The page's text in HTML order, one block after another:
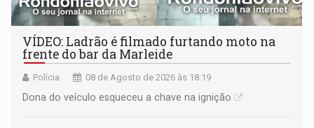
VÍDEO: Ladrão é filmado furtando moto na
frente do bar da Marleide
Polícia 08 de Agosto de 2026 às 18:19
Dona do veículo esqueceu a chave na ignição